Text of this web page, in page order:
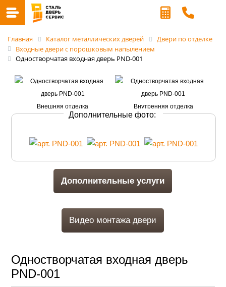
Главная Каталог металлических дверей
Двери по отделке
Входные двери с порошковым напылением
Одностворчатая входная дверь PND-001
Дополнительные фото:
Дополнительные услуги
Видео монтажа двери
Одностворчатая входная дверь
PND-001